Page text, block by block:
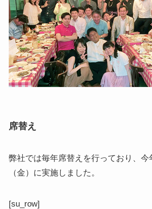
席替え
弊社では毎年席替えを行っており、今
（金）に実施しました。
[su_row]